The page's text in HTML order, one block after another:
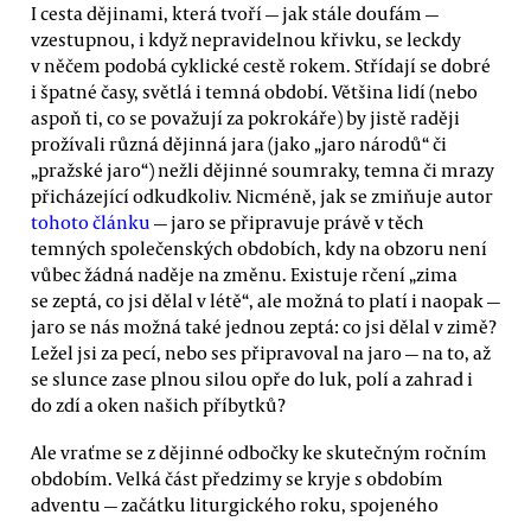
I cesta dějinami, která tvoří — jak stále doufám —
vzestupnou, i když nepravidelnou křivku, se leckdy
v něčem podobá cyklické cestě rokem. Střídají se dobré
i špatné časy, světlá i temná období. Většina lidí (nebo
aspoň ti, co se považují za pokrokáře) by jistě raději
prožívali různá dějinná jara (jako „jaro národů“ či
„pražské jaro“) nežli dějinné soumraky, temna či mrazy
přicházející odkudkoliv. Nicméně, jak se zmiňuje autor
tohoto článku — jaro se připravuje právě v těch
temných společenských obdobích, kdy na obzoru není
vůbec žádná naděje na změnu. Existuje rčení „zima
se zeptá, co jsi dělal v létě“, ale možná to platí i naopak —
jaro se nás možná také jednou zeptá: co jsi dělal v zimě?
Ležel jsi za pecí, nebo ses připravoval na jaro — na to, až
se slunce zase plnou silou opře do luk, polí a zahrad i
do zdí a oken našich příbytků?
Ale vraťme se z dějinné odbočky ke skutečným ročním
obdobím. Velká část předzimy se kryje s obdobím
adventu — začátku liturgického roku, spojeného